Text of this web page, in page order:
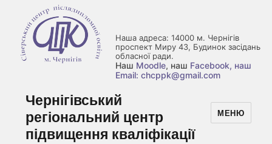
Наша адреса: 14000 м. Чернігів
проспект Миру 43, Будинок засідань
обласної ради.
Наш Moodle, наш Facebook, наш
Email: chcppk@gmail.com
Чернігівський
регіональний центр
підвищення кваліфікації
МЕНЮ